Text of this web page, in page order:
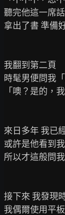
聽完他這一席
拿出了書 準備
我翻到第二頁
時髦男便問我
「噢？是的，
來日多年 我已
或許是他看到
所以才這般問我
接下來 我發現
我偶爾使用平